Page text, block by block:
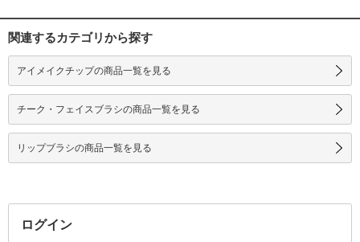
関連するカテゴリから探す
アイメイクチップの商品一覧を見る
チーク・フェイスブラシの商品一覧を見る
リップブラシの商品一覧を見る
ログイン